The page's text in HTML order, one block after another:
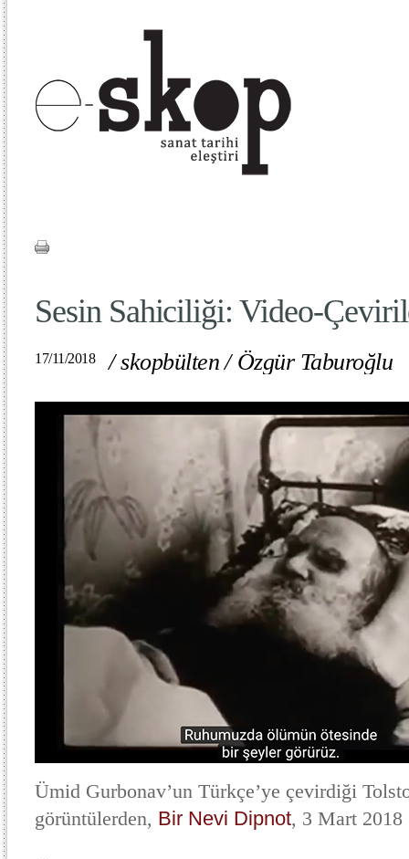
Sesin Sahiciliği: Video-
17/11/2018 /skopbülten / Özgür Taburoğlu
Ümid Gurbonav’un Türkçe’ye çevirdiği
görüntülerden, Bir Nevi Dipnot, 3 Mart 2018